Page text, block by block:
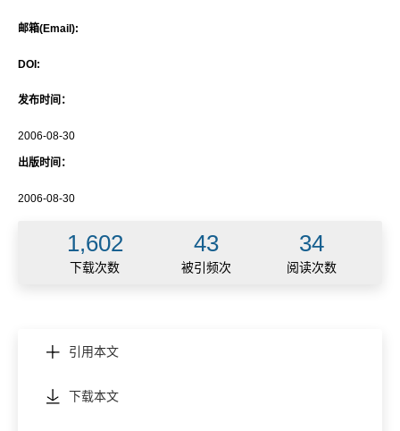
邮箱(Email):
DOI:
发布时间：
2006-08-30
出版时间：
2006-08-30
1,602 43 34
下载次数 被引频次 阅读次数
引用本文
下载本文